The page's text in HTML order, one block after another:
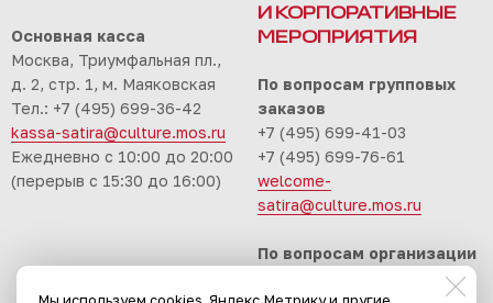
Основная касса
Москва, Триумфальная пл.,
д. 2, стр. 1, м. Маяковская
Тел.: +7 (495) 699-36-42
kassa-satira@culture.mos.ru
Ежедневно с 10:00 до 20:00
(перерыв с 15:30 до 16:00)
И КОРПОРАТИВНЫЕ
МЕРОПРИЯТИЯ
По вопросам групповых
заказов
+7 (495) 699-41-03
+7 (495) 699-76-61
welcome-
satira@culture.mos.ru
По вопросам организации